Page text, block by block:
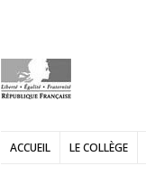
ACCUEIL LE COLLÈGE